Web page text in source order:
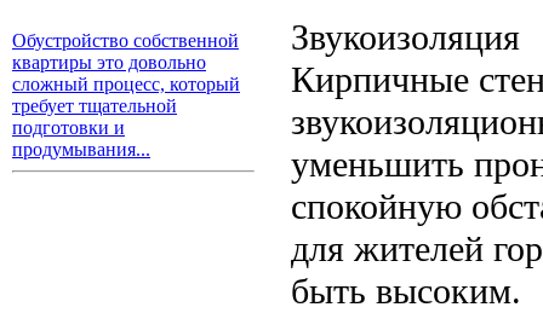
Обустройство собственной
квартиры это довольно
сложный процесс, который
требует тщательной
подготовки и
продумывания...
Звукоизоляция
Кирпичные
уменьшить
спокойную
для жителей
быть высоким.